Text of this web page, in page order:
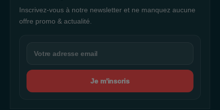
Inscrivez-vous à notre newsletter et ne manquez aucune
offre promo & actualité.
Je m'inscris